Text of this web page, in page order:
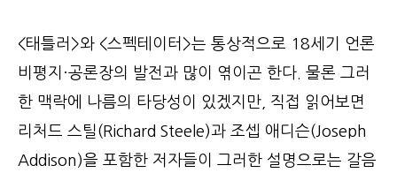
<태틀러>와 <스펙테이터>는 통상적으로 18세기 언론
비평지·공론장의 발전과 많이 엮이곤 한다. 물론 그러
한 맥락에 나름의 타당성이 있겠지만, 직접 읽어보면
리처드 스틸(Richard Steele)과 조셉 애디슨(Joseph
Addison)을 포함한 저자들이 그러한 설명으로는 갈음